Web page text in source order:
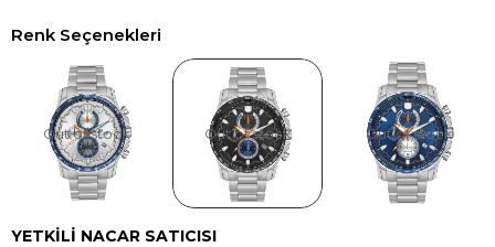
Renk Seçenekleri
Out of stock Out of stock Out of stock
YETKİLİ NACAR SATICISI